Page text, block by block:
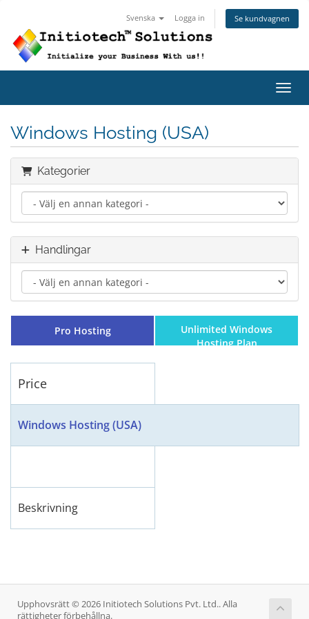
Svenska Logga in Se kundvagnen
Windows Hosting (USA)
Kategorier
Handlingar
Pro Hosting
Unlimited Windows
Hosting Plan
Price
Windows Hosting (USA)
Beskrivning
Upphovsrätt © 2026 Initiotech Solutions Pvt. Ltd.. Alla
rättigheter förbehållna.